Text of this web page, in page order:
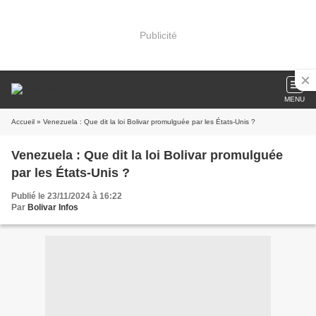
Publicité
MENU
Accueil » Venezuela : Que dit la loi Bolivar promulguée par les États-Unis ?
Venezuela : Que dit la loi Bolivar promulguée
par les États-Unis ?
Publié le 23/11/2024 à 16:22
Par Bolivar Infos